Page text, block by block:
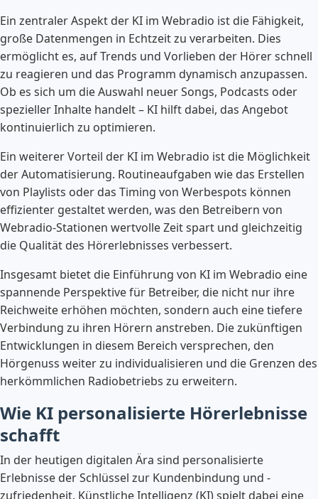
Ein zentraler Aspekt der KI im Webradio ist die Fähigkeit,
große Datenmengen in Echtzeit zu verarbeiten. Dies
ermöglicht es, auf Trends und Vorlieben der Hörer schnell
zu reagieren und das Programm dynamisch anzupassen.
Ob es sich um die Auswahl neuer Songs, Podcasts oder
spezieller Inhalte handelt – KI hilft dabei, das Angebot
kontinuierlich zu optimieren.
Ein weiterer Vorteil der KI im Webradio ist die Möglichkeit
der Automatisierung. Routineaufgaben wie das Erstellen
von Playlists oder das Timing von Werbespots können
effizienter gestaltet werden, was den Betreibern von
Webradio-Stationen wertvolle Zeit spart und gleichzeitig
die Qualität des Hörerlebnisses verbessert.
Insgesamt bietet die Einführung von KI im Webradio eine
spannende Perspektive für Betreiber, die nicht nur ihre
Reichweite erhöhen möchten, sondern auch eine tiefere
Verbindung zu ihren Hörern anstreben. Die zukünftigen
Entwicklungen in diesem Bereich versprechen, den
Hörgenuss weiter zu individualisieren und die Grenzen des
herkömmlichen Radiobetriebs zu erweitern.
Wie KI personalisierte Hörerlebnisse
schafft
In der heutigen digitalen Ära sind personalisierte
Erlebnisse der Schlüssel zur Kundenbindung und -
zufriedenheit. Künstliche Intelligenz (KI) spielt dabei eine